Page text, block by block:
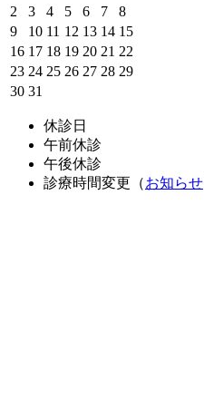
2
3 4 5 6 7
8
9
10 11 12 13 14 15
16 17 18 19 20 21 22
23 24 25 26 27 28 29
30 31
休診日
午前休診
午後休診
診療時間変更（お知らせ